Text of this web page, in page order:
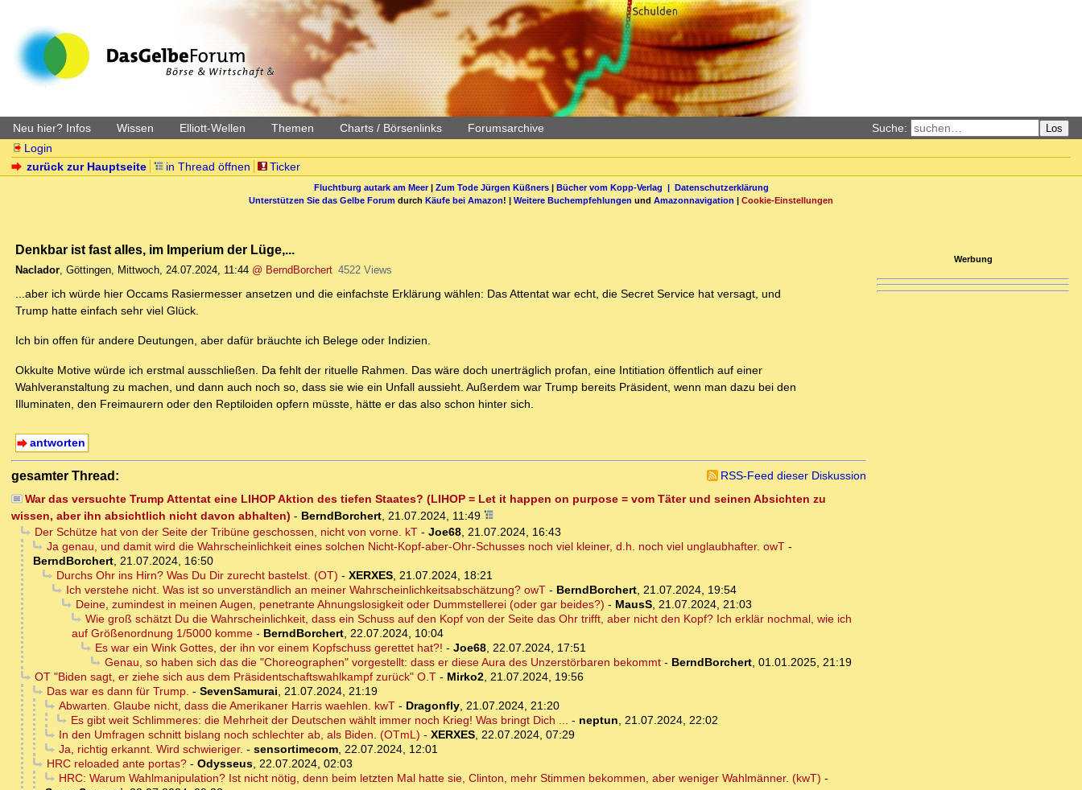
Neu hier? Infos Wissen Elliott-Wellen Themen Charts / Börsenlinks Forumsarchive Suche: Los
Login
zurück zur Hauptseite
in Thread öffnen Ticker
Fluchtburg autark am Meer| Zum Tode Jürgen Küßners| Bücher vom Kopp-Verlag | Datenschutzerklärung
Unterstützen Sie das Gelbe Forum durch Käufe bei Amazon! | Weitere Buchempfehlungen und Amazonnavigation | Cookie-Einstellungen
Denkbar ist fast alles, im Imperium der Lüge,...
Naclador, Göttingen, Mittwoch, 24.07.2024, 11:44 @ BerndBorchert 4522 Views
...aber ich würde hier Occams Rasiermesser ansetzen und die einfachste Erklärung wählen: Das Attentat war echt, die Secret Service hat versagt, und
Trump hatte einfach sehr viel Glück.
Ich bin offen für andere Deutungen, aber dafür bräuchte ich Belege oder Indizien.
Okkulte Motive würde ich erstmal ausschließen. Da fehlt der rituelle Rahmen. Das wäre doch unerträglich profan, eine Intitiation öffentlich auf einer
Wahlveranstaltung zu machen, und dann auch noch so, dass sie wie ein Unfall aussieht. Außerdem war Trump bereits Präsident, wenn man dazu bei den
Illuminaten, den Freimaurern oder den Reptiloiden opfern müsste, hätte er das also schon hinter sich.
antworten
gesamter Thread:
RSS-Feed dieser Diskussion
War das versuchte Trump Attentat eine LIHOP Aktion des tiefen Staates? (LIHOP = Let it happen on purpose = vom Täter und seinen Absichten zu
wissen, aber ihn absichtlich nicht davon abhalten) - BerndBorchert, 21.07.2024, 11:49
Der Schütze hat von der Seite der Tribüne geschossen, nicht von vorne. kT- Joe68, 21.07.2024, 16:43
Ja genau, und damit wird die Wahrscheinlichkeit eines solchen Nicht-Kopf-aber-Ohr-Schusses noch viel kleiner, d.h. noch viel unglaubhafter. owT-
BerndBorchert, 21.07.2024, 16:50
Durchs Ohr ins Hirn? Was Du Dir zurecht bastelst. (OT) - XERXES, 21.07.2024, 18:21
Ich verstehe nicht. Was ist so unverständlich an meiner Wahrscheinlichkeitsabschätzung? owT- BerndBorchert, 21.07.2024, 19:54
Deine, zumindest in meinen Augen, penetrante Ahnungslosigkeit oder Dummstellerei (oder gar beides?) - MausS, 21.07.2024, 21:03
Wie groß schätzt Du die Wahrscheinlichkeit, dass ein Schuss auf den Kopf von der Seite das Ohr trifft, aber nicht den Kopf? Ich erklär nochmal, wie ich
auf Größenordnung 1/5000 komme - BerndBorchert, 22.07.2024, 10:04
Es war ein Wink Gottes, der ihn vor einem Kopfschuss gerettet hat?! - Joe68, 22.07.2024, 17:51
Genau, so haben sich das die "Choreographen" vorgestellt: dass er diese Aura des Unzerstörbaren bekommt- BerndBorchert, 01.01.2025, 21:19
OT "Biden sagt, er ziehe sich aus dem Präsidentschaftswahlkampf zurück" O.T- Mirko2, 21.07.2024, 19:56
Das war es dann für Trump. - SevenSamurai, 21.07.2024, 21:19
Abwarten. Glaube nicht, dass die Amerikaner Harris waehlen. kwT- Dragonfly, 21.07.2024, 21:20
Es gibt weit Schlimmeres: die Mehrheit der Deutschen wählt immer noch Krieg! Was bringt Dich ... - neptun, 21.07.2024, 22:02
In den Umfragen schnitt bislang noch schlechter ab, als Biden. (OTmL) - XERXES, 22.07.2024, 07:29
Ja, richtig erkannt. Wird schwieriger. - sensortimecom, 22.07.2024, 12:01
HRC reloaded ante portas?- Odysseus, 22.07.2024, 02:03
HRC: Warum Wahlmanipulation? Ist nicht nötig, denn beim letzten Mal hatte sie, Clinton, mehr Stimmen bekommen, aber weniger Wahlmänner. (kwT) -
Werbung